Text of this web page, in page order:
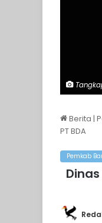
Berita |
PT BDA
Pemkab